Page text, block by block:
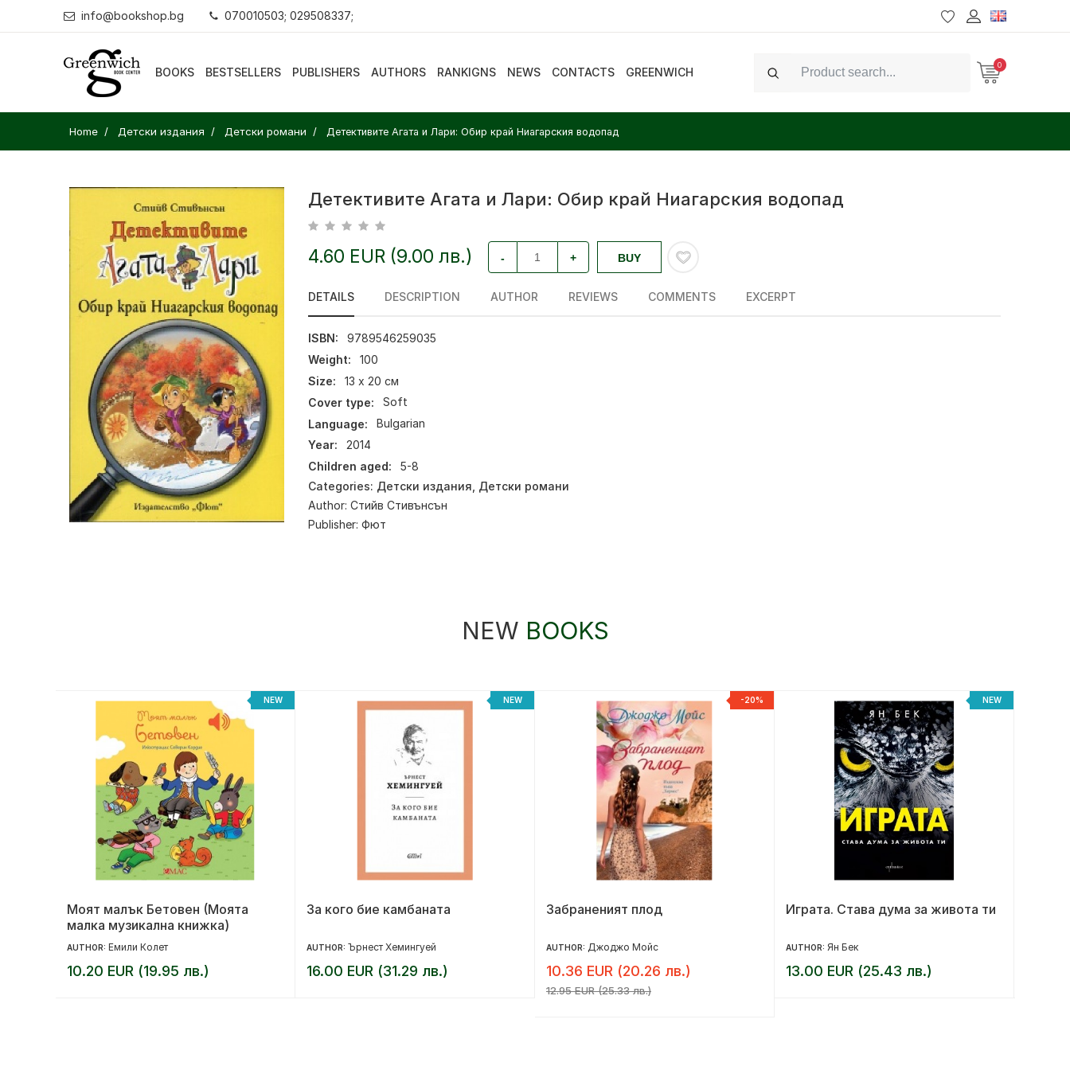
info@bookshop.bg 070010503; 029508337;
BOOKS BESTSELLERS PUBLISHERS AUTHORS RANKIGNS NEWS CONTACTS GREENWICH
Search
0
Home Детски издания Детски романи Детективите Агата и Лари: Обир край Ниагарския водопад
Детективите Агата и Лари: Обир край Ниагарския водопад
4.60 EUR (9.00 лв.) - + BUY
DETAILS DESCRIPTION AUTHOR REVIEWS COMMENTS EXCERPT
ISBN:
9789546259035
Weight:
100
Size:
13 x 20 см
Cover type:
Soft
Language:
Bulgarian
Year:
2014
Children aged:
5-8
Categories: Детски издания, Детски романи
Author: Стийв Стивънсън
Publisher: Фют
NEW BOOKS
NEW
Моят малък Бетовен (Моята
малка музикална книжка)
AUTHOR: Емили Колет
10.20 EUR (19.95 лв.)
NEW
За кого бие камбаната
AUTHOR: Ърнест Хемингуей
16.00 EUR (31.29 лв.)
-20%
Забраненият плод
AUTHOR: Джоджо Мойс
10.36 EUR (20.26 лв.)
12.95 EUR (25.33 лв.)
NEW
Играта. Става дума за живота ти
AUTHOR: Ян Бек
13.00 EUR (25.43 лв.)